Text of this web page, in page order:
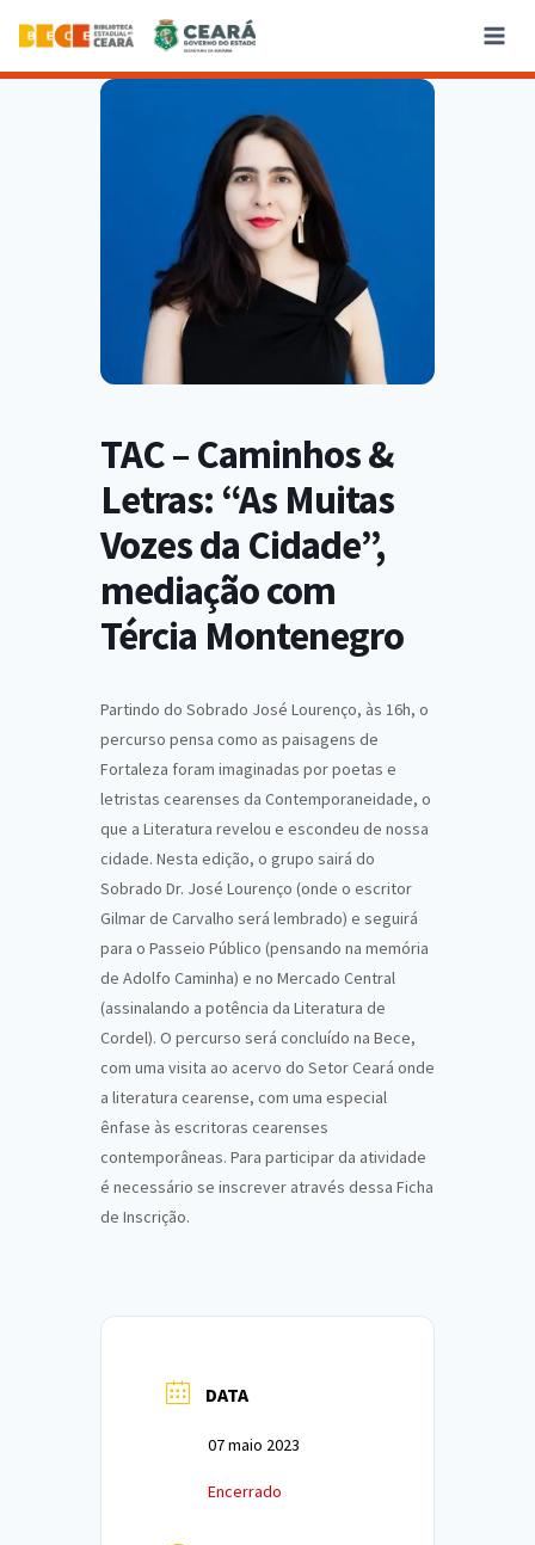
TAC – Caminhos &
Letras: “As Muitas
Vozes da Cidade”,
mediação com
Tércia Montenegro
Partindo do Sobrado José Lourenço, às 16h, o
percurso pensa como as paisagens de
Fortaleza foram imaginadas por poetas e
letristas cearenses da Contemporaneidade, o
que a Literatura revelou e escondeu de nossa
cidade. Nesta edição, o grupo sairá do
Sobrado Dr. José Lourenço (onde o escritor
Gilmar de Carvalho será lembrado) e seguirá
para o Passeio Público (pensando na memória
de Adolfo Caminha) e no Mercado Central
(assinalando a potência da Literatura de
Cordel). O percurso será concluído na Bece,
com uma visita ao acervo do Setor Ceará onde
a literatura cearense, com uma especial
ênfase às escritoras cearenses
contemporâneas. Para participar da atividade
é necessário se inscrever através dessa Ficha
de Inscrição.
DATA
07 maio 2023
Encerrado